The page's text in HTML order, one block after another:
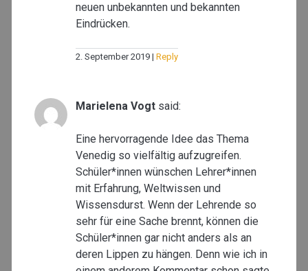
neuen unbekannten und bekannten
Eindrücken.
2. September 2019 Reply
Marielena Vogt said:
Eine hervorragende Idee das Thema
Venedig so vielfältig aufzugreifen.
Schüler*innen wünschen Lehrer*innen
mit Erfahrung, Weltwissen und
Wissensdurst. Wenn der Lehrende so
sehr für eine Sache brennt, können die
Schüler*innen gar nicht anders als an
deren Lippen zu hängen. Denn wie ich in